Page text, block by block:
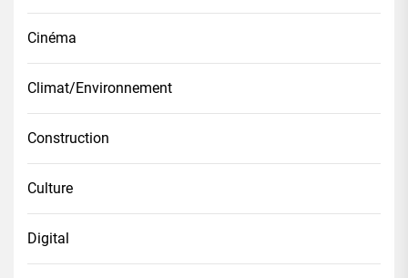
Cinéma
Climat/Environnement
Construction
Culture
Digital